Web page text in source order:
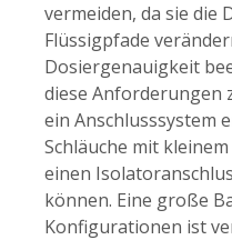
vermeiden, da sie die
Flüssigpfade
Dosiergenauigkeit
diese Anforderungen
ein Anschlusssystem
Schläuche mit
einen
können. Eine große
Konfigurationen ist